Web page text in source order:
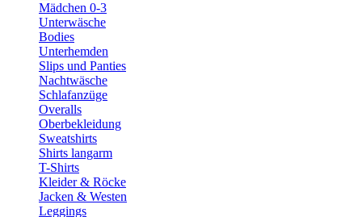
Mädchen 0-3
Unterwäsche
Bodies
Unterhemden
Slips und Panties
Nachtwäsche
Schlafanzüge
Overalls
Oberbekleidung
Sweatshirts
Shirts langarm
T-Shirts
Kleider & Röcke
Jacken & Westen
Leggings